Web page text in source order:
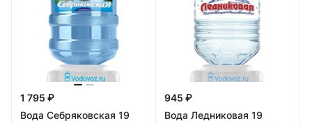
1 795 ₽
Вода Себряковская 19
945 ₽
Вода Ледниковая 19